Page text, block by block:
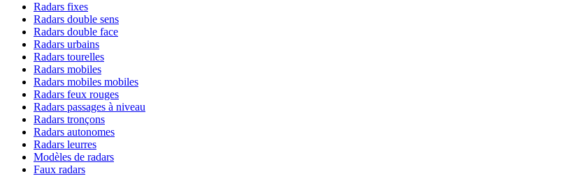
Radars fixes
Radars double sens
Radars double face
Radars urbains
Radars tourelles
Radars mobiles
Radars mobiles mobiles
Radars feux rouges
Radars passages à niveau
Radars tronçons
Radars autonomes
Radars leurres
Modèles de radars
Faux radars